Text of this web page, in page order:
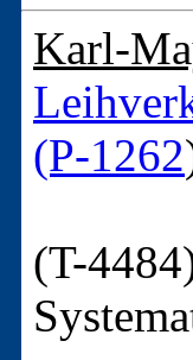
Karl-
(P-1262
(T-